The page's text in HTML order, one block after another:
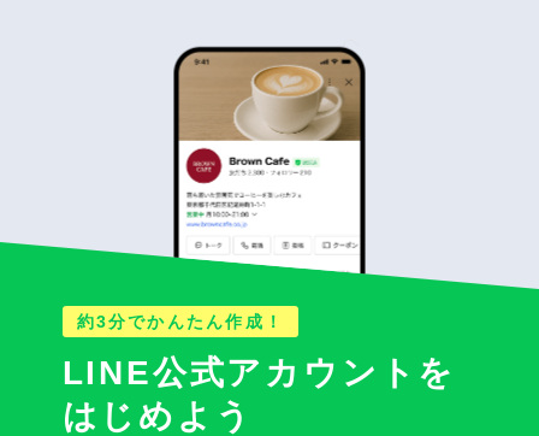
約3分でかんたん作成！
LINE公式アカウントを
はじめよう